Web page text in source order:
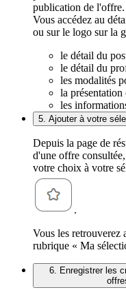
publication de l'offre.
Vous accédez au
ou sur le logo sur la
le détail du
le détail du
les modalités
la présentation
les
5. Ajouter à votre
Depuis la page de
d'une offre
votre choix à votre
.
Vous les retrouverez
rubrique « Ma
6. Enregistrer les